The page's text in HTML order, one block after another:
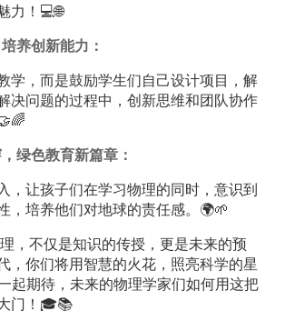
力！💻🌐
养创新能力：
学，而是鼓励学生们自己设计项目，解
决问题的过程中，创新思维和团队协作
绿色教育新篇章：
，让孩子们在学习物理的同时，意识到
，培养他们对地球的责任感。🌍🌱
，不仅是知识的传授，更是未来的预
，你们将用智慧的火花，照亮科学的星
起期待，未来的物理学家们如何用这把
门！🎓📚